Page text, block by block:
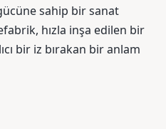
sahip bir sanat
hızla inşa edilen bir
bir iz bırakan bir anlam